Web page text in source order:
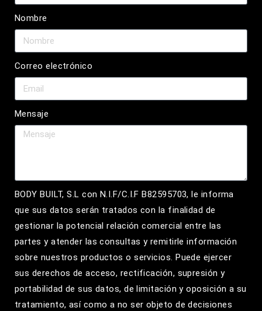
Nombre
Correo electrónico
Mensaje
BODY BUILT, S.L con N.I.F/C.I.F B82595703, le informa
que sus datos serán tratados con la finalidad de
gestionar la potencial relación comercial entre las
partes y atender las consultas y remitirle información
sobre nuestros productos o servicios. Puede ejercer
sus derechos de acceso, rectificación, supresión y
portabilidad de sus datos, de limitación y oposición a su
tratamiento, así como a no ser objeto de decisiones